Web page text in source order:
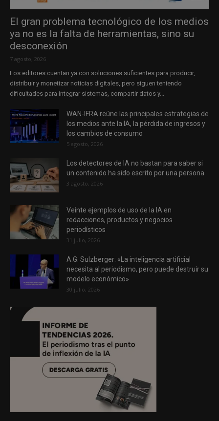
El gran problema tecnológico de los medios
ya no es la falta de herramientas, sino su
desconexión
7 agosto, 2026
Los editores cuentan ya con soluciones suficientes para producir,
distribuir y monetizar noticias digitales, pero siguen teniendo
dificultades para integrar sistemas, compartir datos y...
WAN-IFRA reúne las principales estrategias de
los medios ante la IA, la pérdida de ingresos y
los cambios de consumo
5 agosto, 2026
Los detectores de IA no bastan para saber si
un contenido ha sido escrito por una persona
3 agosto, 2026
Veinte ejemplos de uso de la IA en
redacciones, productos y negocios
periodísticos
31 julio, 2026
A.G. Sulzberger: «La inteligencia artificial
necesita al periodismo, pero puede destruir su
modelo económico»
30 julio, 2026